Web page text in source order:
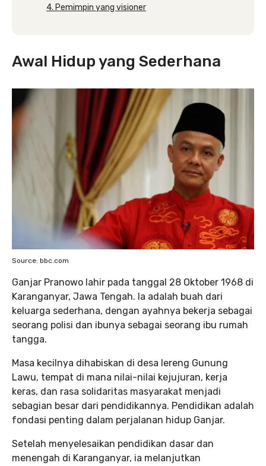
4. Pemimpin yang visioner
Awal Hidup yang Sederhana
Source: bbc.com
Ganjar Pranowo lahir pada tanggal 28 Oktober 1968 di
Karanganyar, Jawa Tengah. Ia adalah buah dari
keluarga sederhana, dengan ayahnya bekerja sebagai
seorang polisi dan ibunya sebagai seorang ibu rumah
tangga.
Masa kecilnya dihabiskan di desa lereng Gunung
Lawu, tempat di mana nilai-nilai kejujuran, kerja
keras, dan rasa solidaritas masyarakat menjadi
sebagian besar dari pendidikannya. Pendidikan adalah
fondasi penting dalam perjalanan hidup Ganjar.
Setelah menyelesaikan pendidikan dasar dan
menengah di Karanganyar, ia melanjutkan